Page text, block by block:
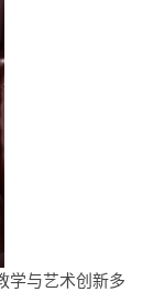
学与艺术创新多